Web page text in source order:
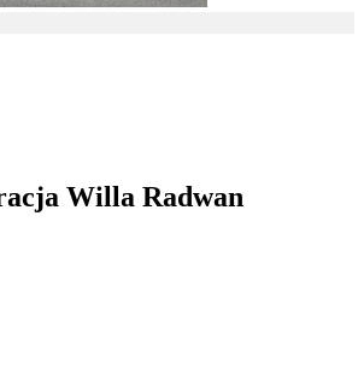
Willa Radwan